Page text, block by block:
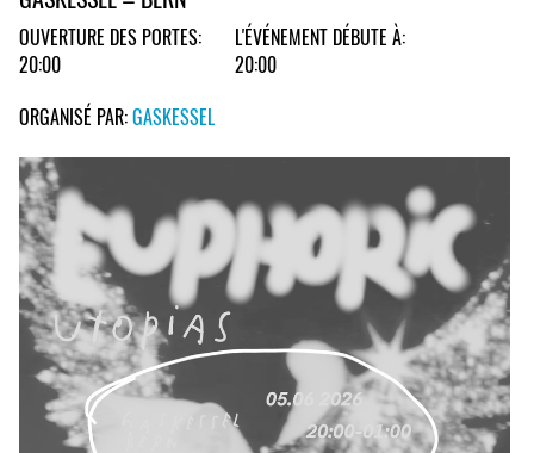
OUVERTURE DES PORTES:
20:00
L'ÉVÉNEMENT DÉBUTE À:
20:00
ORGANISÉ PAR:GASKESSEL